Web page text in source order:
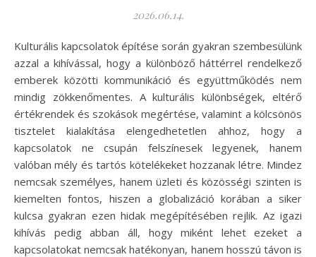
2026.06.14.
Kulturális kapcsolatok építése során gyakran szembesülünk
azzal a kihívással, hogy a különböző háttérrel rendelkező
emberek közötti kommunikáció és együttműködés nem
mindig zökkenőmentes. A kulturális különbségek, eltérő
értékrendek és szokások megértése, valamint a kölcsönös
tisztelet kialakítása elengedhetetlen ahhoz, hogy a
kapcsolatok ne csupán felszínesek legyenek, hanem
valóban mély és tartós kötelékeket hozzanak létre. Mindez
nemcsak személyes, hanem üzleti és közösségi szinten is
kiemelten fontos, hiszen a globalizáció korában a siker
kulcsa gyakran ezen hidak megépítésében rejlik. Az igazi
kihívás pedig abban áll, hogy miként lehet ezeket a
kapcsolatokat nemcsak hatékonyan, hanem hosszú távon is